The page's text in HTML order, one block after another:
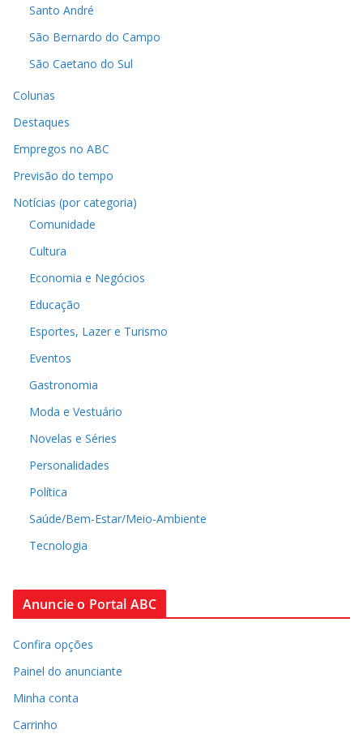
Santo André
São Bernardo do Campo
São Caetano do Sul
Colunas
Destaques
Empregos no ABC
Previsão do tempo
Notícias (por categoria)
Comunidade
Cultura
Economia e Negócios
Educação
Esportes, Lazer e Turismo
Eventos
Gastronomia
Moda e Vestuário
Novelas e Séries
Personalidades
Política
Saúde/Bem-Estar/Meio-Ambiente
Tecnologia
Anuncie o Portal ABC
Confira opções
Painel do anunciante
Minha conta
Carrinho